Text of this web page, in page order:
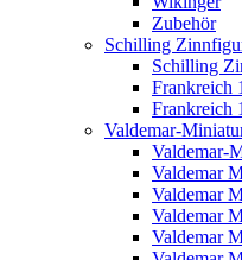
Zubehör
Schilling
Schilling
Frankreich
Frankreich
Valdemar-
Valdemar-
Valdemar
Valdemar
Valdemar
Valdemar